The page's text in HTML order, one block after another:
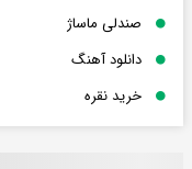
صندلی ماساژ
دانلود آهنگ
خرید نقره